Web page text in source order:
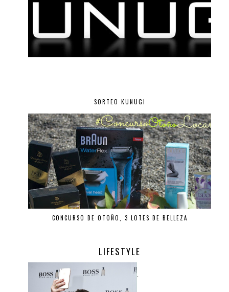
SORTEO KUNUGI
CONCURSO DE OTOÑO, 3 LOTES DE BELLEZA
LIFESTYLE
.